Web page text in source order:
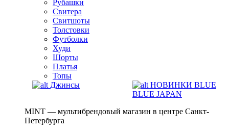
Рубашки
Свитера
Свитшоты
Толстовки
Футболки
Худи
Шорты
Платья
Топы
Джинсы
НОВИНКИ BLUE
BLUE JAPAN
MINT — мультибрендовый магазин в центре Санкт-
Петербурга